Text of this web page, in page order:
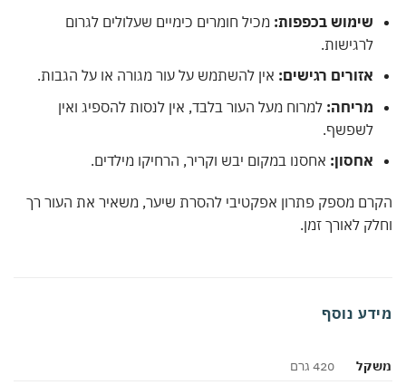
שימוש בכפפות: מכיל חומרים כימיים שעלולים לגרום
לרגישות.
אזורים רגישים: אין להשתמש על עור מגורה או על הגבות.
מריחה: למרוח מעל העור בלבד, אין לנסות להספיג ואין
לשפשף.
אחסון: אחסנו במקום יבש וקריר, הרחיקו מילדים.
הקרם מספק פתרון אפקטיבי להסרת שיער, משאיר את העור רך
וחלק לאורך זמן.
מידע נוסף
משקל
420 גרם